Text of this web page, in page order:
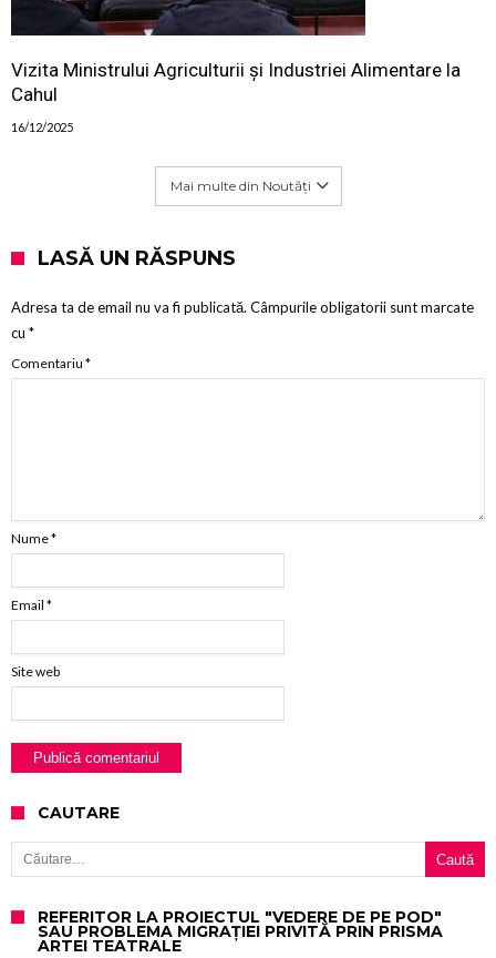
Vizita Ministrului Agriculturii și Industriei Alimentare la
Cahul
16/12/2025
Mai multe din Noutăți
LASĂ UN RĂSPUNS
Adresa ta de email nu va fi publicată. Câmpurile obligatorii sunt marcate
cu *
Comentariu *
Nume*
Email *
Site web
CAUTARE
Caută după:
REFERITOR LA PROIECTUL "VEDERE DE PE POD"
SAU PROBLEMA MIGRAȚIEI PRIVITĂ PRIN PRISMA
ARTEI TEATRALE